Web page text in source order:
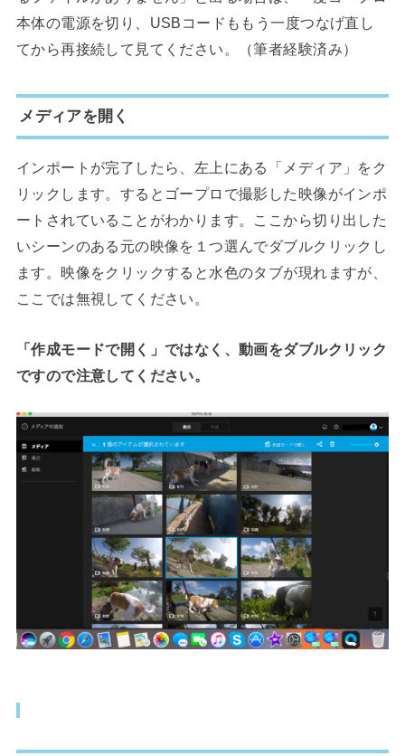
本体の電源を切り、USBコードももう一度つなげ直し
てから再接続して見てください。（筆者経験済み）
メディアを開く
インポートが完了したら、左上にある「メディア」をク
リックします。するとゴープロで撮影した映像がインポ
ートされていることがわかります。ここから切り出した
いシーンのある元の映像を１つ選んでダブルクリックし
ます。映像をクリックすると水色のタブが現れますが、
ここでは無視してください。
「作成モードで開く」ではなく、動画をダブルクリック
ですので注意してください。